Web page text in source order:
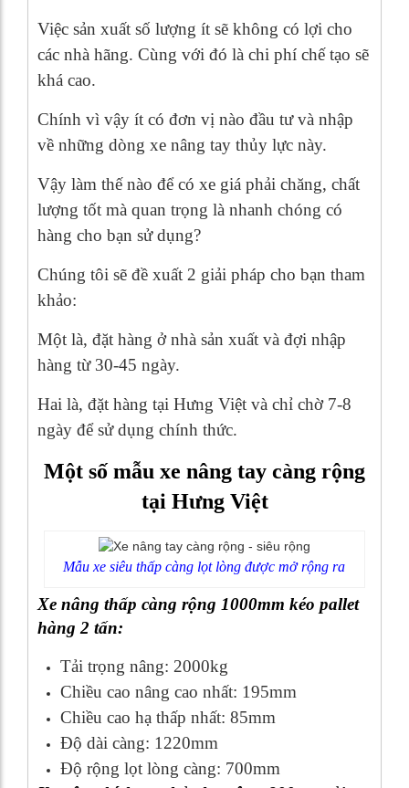
Việc sản xuất số lượng ít sẽ không có lợi cho
các nhà hãng. Cùng với đó là chi phí chế tạo sẽ
khá cao.
Chính vì vậy ít có đơn vị nào đầu tư và nhập
về những dòng xe nâng tay thủy lực này.
Vậy làm thế nào để có xe giá phải chăng, chất
lượng tốt mà quan trọng là nhanh chóng có
hàng cho bạn sử dụng?
Chúng tôi sẽ đề xuất 2 giải pháp cho bạn tham
khảo:
Một là, đặt hàng ở nhà sản xuất và đợi nhập
hàng từ 30-45 ngày.
Hai là, đặt hàng tại Hưng Việt và chỉ chờ 7-8
ngày để sử dụng chính thức.
Một số mẫu xe nâng tay càng rộng
tại Hưng Việt
Mẫu xe siêu thấp càng lọt lòng được mở rộng ra
Xe nâng thấp càng rộng 1000mm kéo pallet
hàng 2 tấn:
Tải trọng nâng: 2000kg
Chiều cao nâng cao nhất: 195mm
Chiều cao hạ thấp nhất: 85mm
Độ dài càng: 1220mm
Độ rộng lọt lòng càng: 700mm